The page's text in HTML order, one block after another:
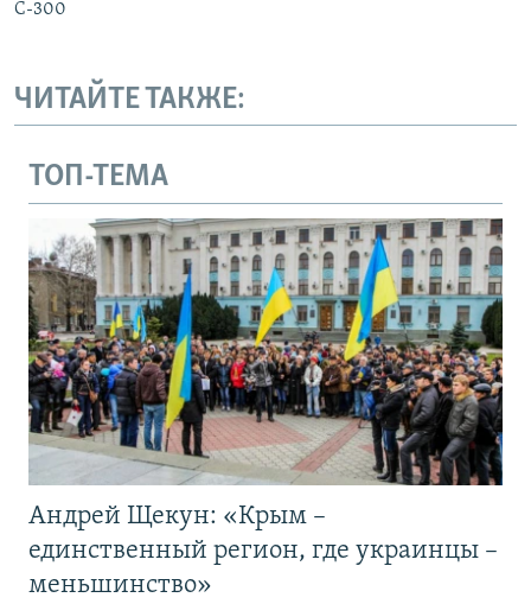
С-300
ЧИТАЙТЕ ТАКЖЕ:
ТОП-ТЕМА
Андрей Щекун: «Крым –
единственный регион, где украинцы –
меньшинство»